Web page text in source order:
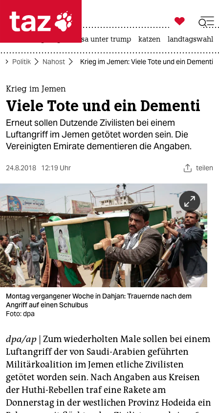
 taz zahl ich
taz zahl ich
themen
politik
öko
gesellschaft
sport
berlin
nord
wahrheit
verlag
verlag
shop
fragen & hilfe
unterstützen
abo

taz zahl ich
usa unter trump katzen landtagswahl
Politik Nahost Krieg im Jemen: Viele Tote und ein Dementi
Krieg im Jemen
Viele Tote und ein Dementi
Erneut sollen Dutzende Zivilisten bei einem
Luftangriff im Jemen getötet worden sein. Die
Vereinigten Emirate dementieren die Angaben.
24.8.2018 12:19 Uhr teilen
Montag vergangener Woche in Dahjan: Trauernde nach dem
Angriff auf einen Schulbus
Foto: dpa
dpa/ap | Zum wiederholten Male sollen bei einem
Luftangriff der von Saudi-Arabien geführten
Militärkoalition im Jemen etliche Zivilisten
getötet worden sein. Nach Angaben aus Kreisen
der Huthi-Rebellen traf eine Rakete am
Donnerstag in der westlichen Provinz Hodeida ein